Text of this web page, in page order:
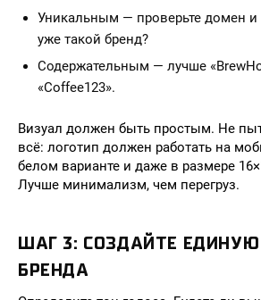
Уникальным — проверьте домен и
уже такой бренд?
Содержательным — лучше
«Coffee123».
Визуал должен быть простым. Не
всё: логотип должен работать на
белом варианте и даже в размере
Лучше минимализм, чем перегруз.
ШАГ 3: СОЗДАЙТЕ ЕДИНУЮ
БРЕНДА